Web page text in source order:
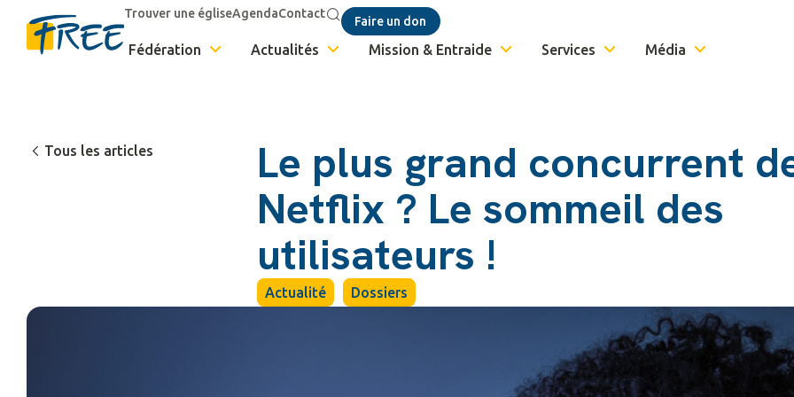
Trouver une égliseAgendaContact
Faire un don
Fédération Actualités Mission & Entraide Services Média
Tous les articles
Le plus grand concurrent
Netflix ? Le sommeil des
utilisateurs !
Actualité Dossiers